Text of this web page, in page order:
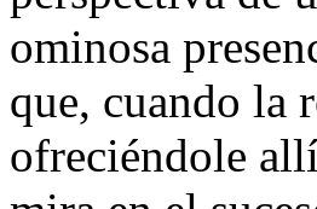
ominosa
que, cuando la
ofreciéndole